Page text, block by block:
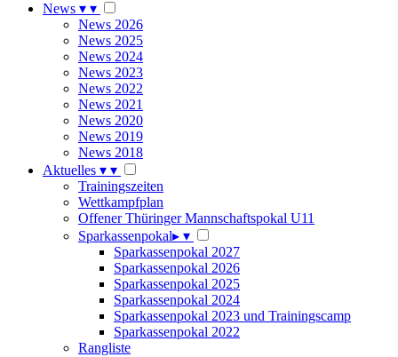
News ▾ ▾
News 2026
News 2025
News 2024
News 2023
News 2022
News 2021
News 2020
News 2019
News 2018
Aktuelles ▾ ▾
Trainingszeiten
Wettkampfplan
Offener Thüringer Mannschaftspokal U11
Sparkassenpokal▸ ▾
Sparkassenpokal 2027
Sparkassenpokal 2026
Sparkassenpokal 2025
Sparkassenpokal 2024
Sparkassenpokal 2023 und Trainingscamp
Sparkassenpokal 2022
Rangliste